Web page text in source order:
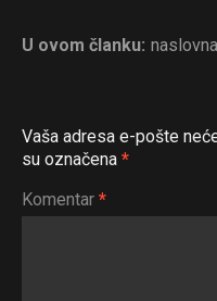
U ovom članku: naslovna
Vaša adresa e-pošte
su označena *
Komentar *